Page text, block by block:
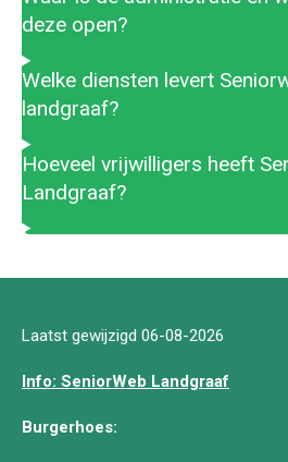
deze open?
Welke diensten levert
landgraaf?
Hoeveel vrijwilligers heeft
Landgraaf?
Laatst gewijzigd 06-08-2026
Info: SeniorWeb Landgraaf
Burgerhoes: